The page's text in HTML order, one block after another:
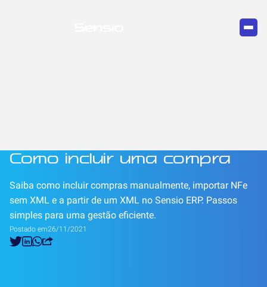
Como incluir uma compra
Saiba como incluir compras manualmente, importar NFe
sem XML e a partir de um XML no Sensio ERP. Passos
simples para uma gestão eficiente.
Postado em26/11/2021